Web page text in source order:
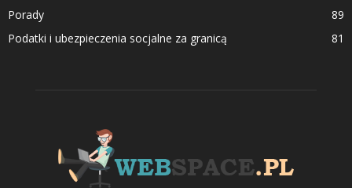
Porady
89
Podatki i ubezpieczenia socjalne za granicą
81